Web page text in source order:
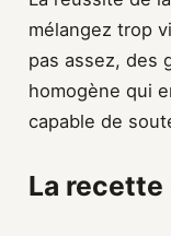
mélangez trop
pas assez, des
homogène qui
capable de
La